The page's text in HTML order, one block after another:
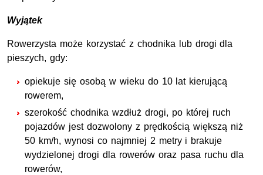
Wyjątek
Rowerzysta może korzystać z chodnika lub drogi dla
pieszych, gdy:
opiekuje się osobą w wieku do 10 lat kierującą
rowerem,
szerokość chodnika wzdłuż drogi, po której ruch
pojazdów jest dozwolony z prędkością większą niż
50 km/h, wynosi co najmniej 2 metry i brakuje
wydzielonej drogi dla rowerów oraz pasa ruchu dla
rowerów,